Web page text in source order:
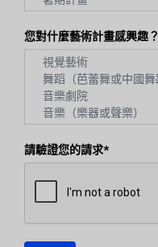
您對什麼藝術計畫感興趣？
請驗證您的請求*